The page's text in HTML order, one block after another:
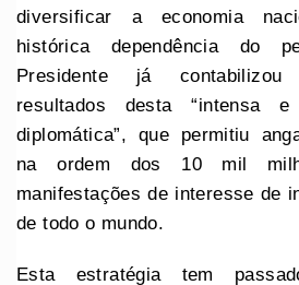
diversificar a economia
histórica dependência do
Presidente já contabilizou
resultados desta “intensa e
diplomática”, que permitiu
na ordem dos 10 mil
manifestações de interesse de
de todo o mundo.
Esta estratégia tem